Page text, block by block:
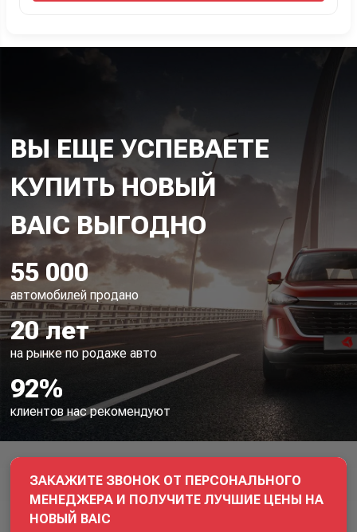
ЗАКАЖИТЕ ЗВОНОК ОТ ПЕРСОНАЛЬНОГО
МЕНЕДЖЕРА И ПОЛУЧИТЕ ЛУЧШИЕ ЦЕНЫ НА
НОВЫЙ BAIC
ВЫ ЕЩЕ УСПЕВАЕТЕ
КУПИТЬ НОВЫЙ
55 000
автомобилей продано
20 лет
на рынке по родаже авто
92%
клиентов нас рекомендуют